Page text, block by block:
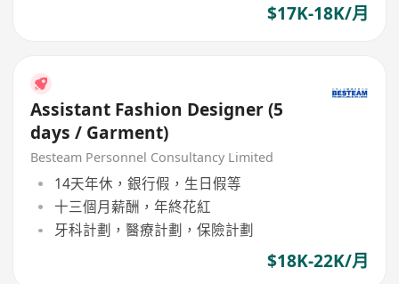
$17K-18K/月
Assistant Fashion Designer (5
days / Garment)
Besteam Personnel Consultancy Limited
14天年休，銀行假，生日假等
十三個月薪酬，年終花紅
牙科計劃，醫療計劃，保險計劃
$18K-22K/月